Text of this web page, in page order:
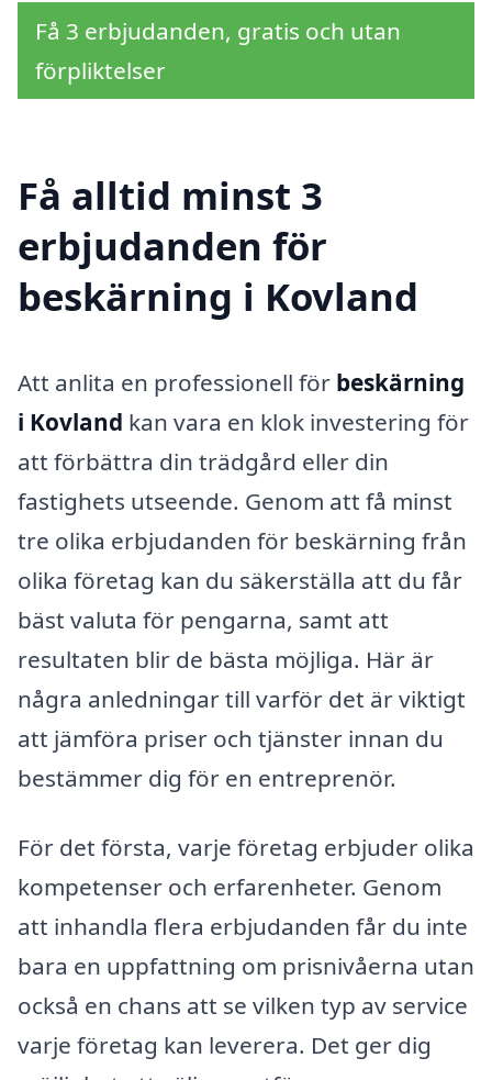
Få 3 erbjudanden, gratis och utan
förpliktelser
Få alltid minst 3
erbjudanden för
beskärning i Kovland
Att anlita en professionell för beskärning
i Kovland kan vara en klok investering för
att förbättra din trädgård eller din
fastighets utseende. Genom att få minst
tre olika erbjudanden för beskärning från
olika företag kan du säkerställa att du får
bäst valuta för pengarna, samt att
resultaten blir de bästa möjliga. Här är
några anledningar till varför det är viktigt
att jämföra priser och tjänster innan du
bestämmer dig för en entreprenör.
För det första, varje företag erbjuder olika
kompetenser och erfarenheter. Genom
att inhandla flera erbjudanden får du inte
bara en uppfattning om prisnivåerna utan
också en chans att se vilken typ av service
varje företag kan leverera. Det ger dig